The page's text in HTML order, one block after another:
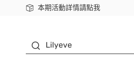
本期活動詳情請點我
下載app最高回饋$350
Lilyeve